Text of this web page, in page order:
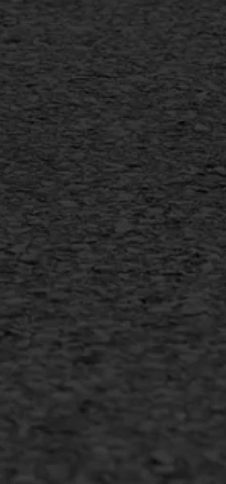
Scheurreparatie
Flexigoot
Vertical seal
Vlakslijpen
Vorstschade
AWS ASFALTWERKEN
+31 493 842 840
info@asfaltwerken.nl
MEER INFORMATIE
Inschrijven nieuwsbrief
Duurzaam ondernemen
Algemene voorwaarden